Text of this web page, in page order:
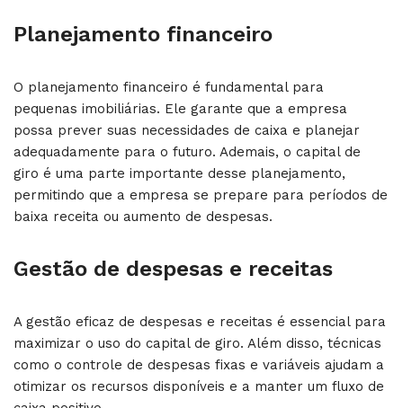
Planejamento financeiro
O planejamento financeiro é fundamental para
pequenas imobiliárias. Ele garante que a empresa
possa prever suas necessidades de caixa e planejar
adequadamente para o futuro. Ademais, o capital de
giro é uma parte importante desse planejamento,
permitindo que a empresa se prepare para períodos de
baixa receita ou aumento de despesas.
Gestão de despesas e receitas
A gestão eficaz de despesas e receitas é essencial para
maximizar o uso do capital de giro. Além disso, técnicas
como o controle de despesas fixas e variáveis ajudam a
otimizar os recursos disponíveis e a manter um fluxo de